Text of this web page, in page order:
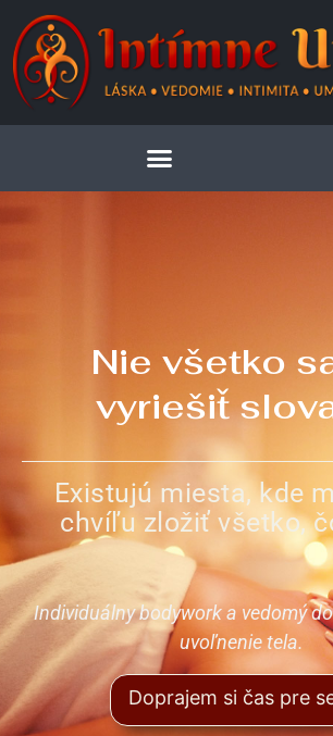
Nie všetko
vyriešiť
Existujú miesta, kde
chvíľu zložiť všetko,
Individuálny bodywork a vedomý
uvoľnenie tela.
Doprajem si čas pre